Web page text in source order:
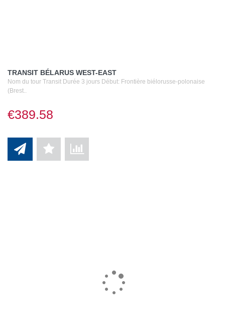
TRANSIT BÉLARUS WEST-EAST
Nom du tour Transit Durée 3 jours Début: Frontière biélorusse-polonaise
(Brest..
€389.58